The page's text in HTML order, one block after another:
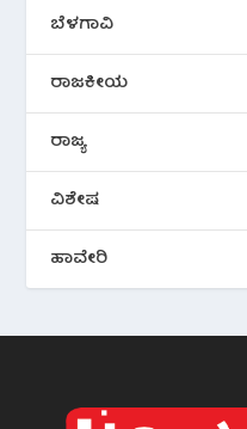
ಬೆಳಗಾವಿ
ರಾಜಕೀಯ
ರಾಜ್ಯ
ವಿಶೇಷ
ಹಾವೇರಿ